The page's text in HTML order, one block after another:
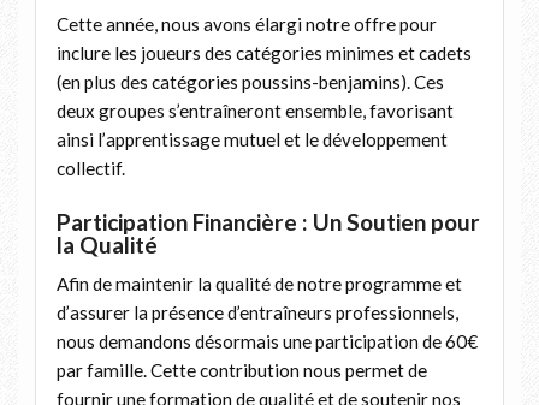
Cette année, nous avons élargi notre offre pour
inclure les joueurs des catégories minimes et cadets
(en plus des catégories poussins-benjamins). Ces
deux groupes s’entraîneront ensemble, favorisant
ainsi l’apprentissage mutuel et le développement
collectif.
Participation Financière : Un Soutien pour
la Qualité
Afin de maintenir la qualité de notre programme et
d’assurer la présence d’entraîneurs professionnels,
nous demandons désormais une participation de 60€
par famille. Cette contribution nous permet de
fournir une formation de qualité et de soutenir nos